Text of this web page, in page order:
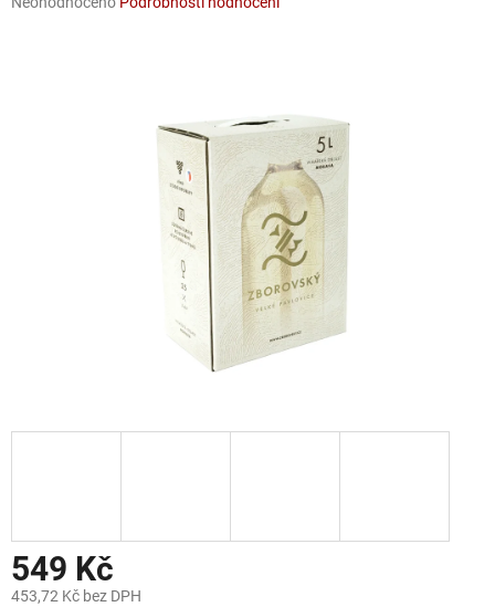
549 Kč
453,72 Kč bez DPH